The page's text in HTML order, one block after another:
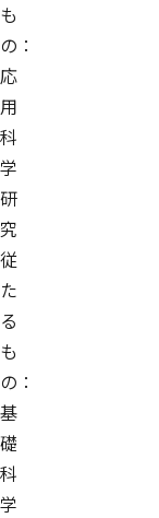
も
の：
応
用
科
学
研
究
従
た
る
も
の：
基
礎
科
学